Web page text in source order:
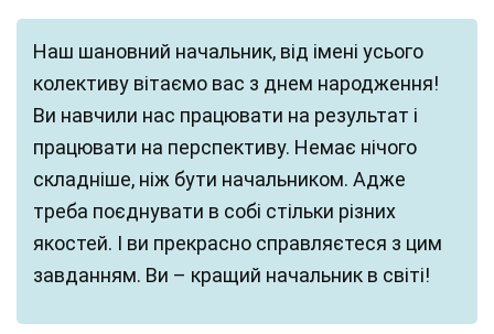
Наш шановний начальник, від імені усього
колективу вітаємо вас з днем народження!
Ви навчили нас працювати на результат і
працювати на перспективу. Немає нічого
складніше, ніж бути начальником. Адже
треба поєднувати в собі стільки різних
якостей. І ви прекрасно справляєтеся з цим
завданням. Ви – кращий начальник в світі!